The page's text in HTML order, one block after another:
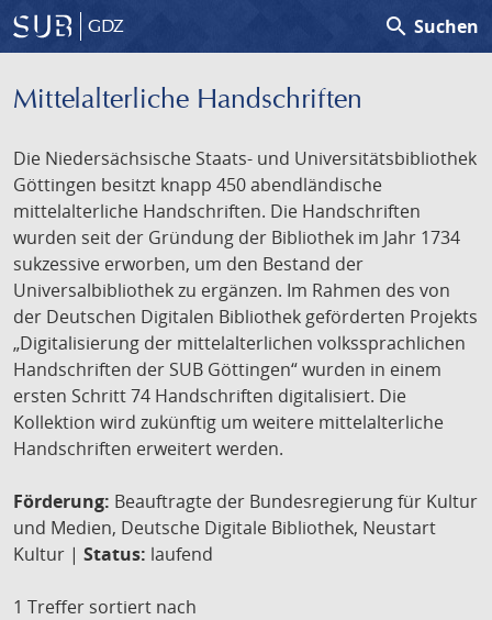
GDZ search Suchen
Mittelalterliche Handschriften
Die Niedersächsische Staats- und Universitätsbibliothek
Göttingen besitzt knapp 450 abendländische
mittelalterliche Handschriften. Die Handschriften
wurden seit der Gründung der Bibliothek im Jahr 1734
sukzessive erworben, um den Bestand der
Universalbibliothek zu ergänzen. Im Rahmen des von
der Deutschen Digitalen Bibliothek geförderten Projekts
„Digitalisierung der mittelalterlichen volkssprachlichen
Handschriften der SUB Göttingen“ wurden in einem
ersten Schritt 74 Handschriften digitalisiert. Die
Kollektion wird zukünftig um weitere mittelalterliche
Handschriften erweitert werden.
Förderung: Beauftragte der Bundesregierung für Kultur
und Medien, Deutsche Digitale Bibliothek, Neustart
Kultur | Status: laufend
1 Treffer sortiert nach